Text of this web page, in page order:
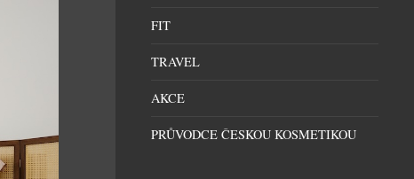
FIT
TRAVEL
AKCE
PRŮVODCE ČESKOU KOSMETIKOU